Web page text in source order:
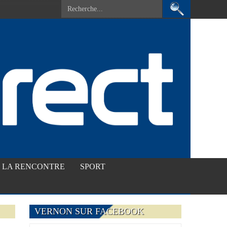
LA RENCONTRE SPORT
VERNON SUR FACEBOOK